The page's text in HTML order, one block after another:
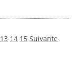
13 14 15 Suivante